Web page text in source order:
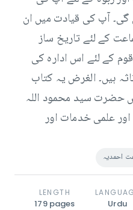
آپ کی قیادت میں ان
کے لئے تاریخ ساز
کے لئے اس ادارہ کی
ہیں۔ الغرض یہ کتاب
حضرت سید محمود اللہ
علمی خدمات اور
احمدیہ
LENGTH
179 pages Urdu